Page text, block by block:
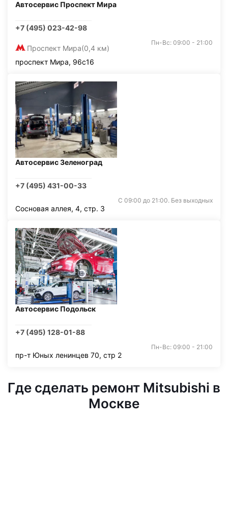
Автосервис Проспект Мира
+7 (495) 023-42-98
Проспект Мира(0,4 км)
Пн-Вс: 09:00 - 21:00
проспект Мира, 96с16
Автосервис Зеленоград
+7 (495) 431-00-33
С 09:00 до 21:00. Без выходных
Сосновая аллея, 4, стр. 3
Автосервис Подольск
+7 (495) 128-01-88
Пн-Вс: 09:00 - 21:00
пр-т Юных ленинцев 70, стр 2
Где сделать ремонт Mitsubishi в
Москве